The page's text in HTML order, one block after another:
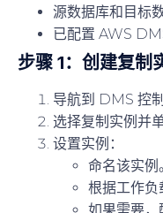
源数据库和目标
已配置 AWS
步骤 1：创建复制
导航到 DMS 控制
选择复制实例并
设置实例：
命名该实例
根据工作负